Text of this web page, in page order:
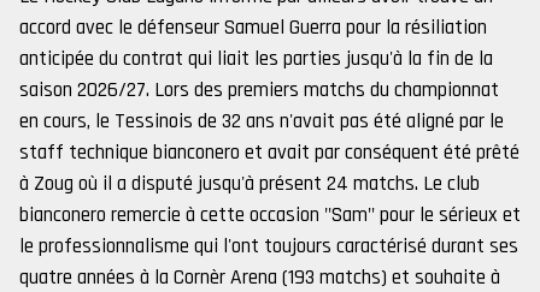
accord avec le défenseur Samuel Guerra pour la résiliation
anticipée du contrat qui liait les parties jusqu'à la fin de la
saison 2026/27. Lors des premiers matchs du championnat
en cours, le Tessinois de 32 ans n'avait pas été aligné par le
staff technique bianconero et avait par conséquent été prêté
à Zoug où il a disputé jusqu'à présent 24 matchs. Le club
bianconero remercie à cette occasion "Sam" pour le sérieux et
le professionnalisme qui l'ont toujours caractérisé durant ses
quatre années à la Cornèr Arena (193 matchs) et souhaite à